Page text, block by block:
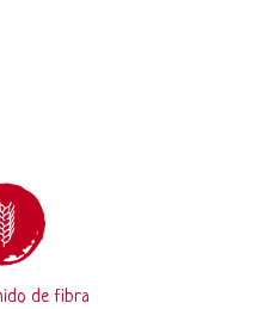
de fibra